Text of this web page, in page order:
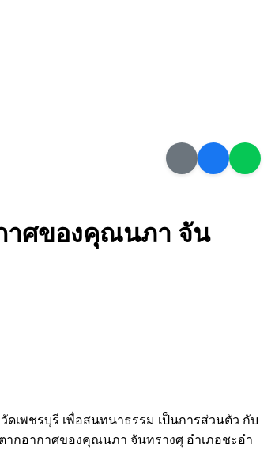
าศของคุณนภา จัน
เพชรบุรี เพื่อสนทนาธรรม เป็นการส่วนตัว กับ
ากอากาศของคุณนภา จันทรางศุ อำเภอชะอำ